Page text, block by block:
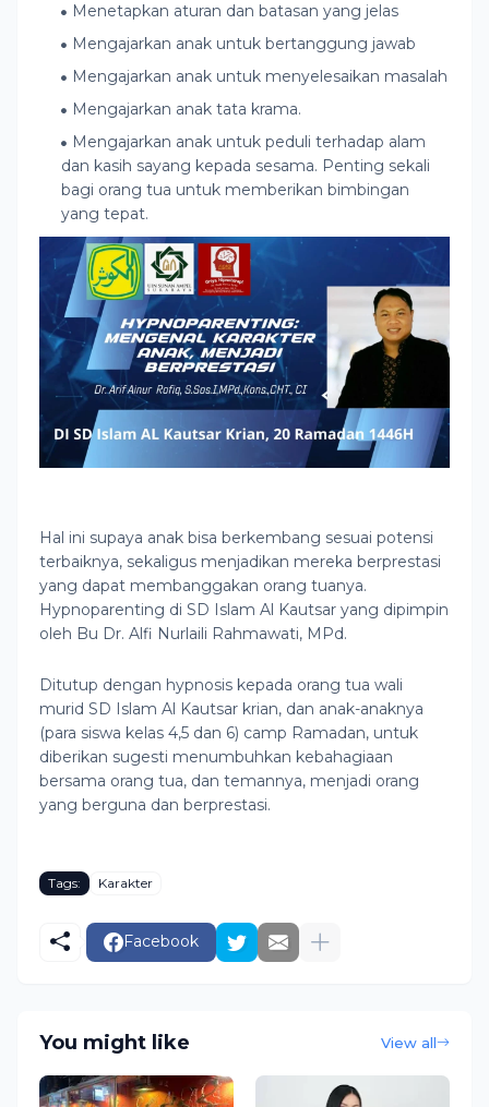
Menetapkan aturan dan batasan yang jelas
Mengajarkan anak untuk bertanggung jawab
Mengajarkan anak untuk menyelesaikan masalah
Mengajarkan anak tata krama.
Mengajarkan anak untuk peduli terhadap alam
dan kasih sayang kepada sesama. Penting sekali
bagi orang tua untuk memberikan bimbingan
yang tepat.
Hal ini supaya anak bisa berkembang sesuai potensi
terbaiknya, sekaligus menjadikan mereka berprestasi
yang dapat membanggakan orang tuanya.
Hypnoparenting di SD Islam Al Kautsar yang dipimpin
oleh Bu Dr. Alfi Nurlaili Rahmawati, MPd.
Ditutup dengan hypnosis kepada orang tua wali
murid SD Islam Al Kautsar krian, dan anak-anaknya
(para siswa kelas 4,5 dan 6) camp Ramadan, untuk
diberikan sugesti menumbuhkan kebahagiaan
bersama orang tua, dan temannya, menjadi orang
yang berguna dan berprestasi.
Tags: Karakter
Facebook
You might like View all